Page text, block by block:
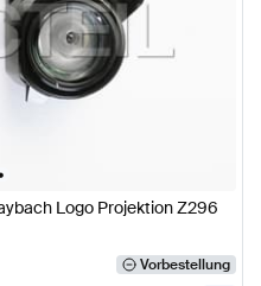
Logo Projektion Z296
Vorbestellung